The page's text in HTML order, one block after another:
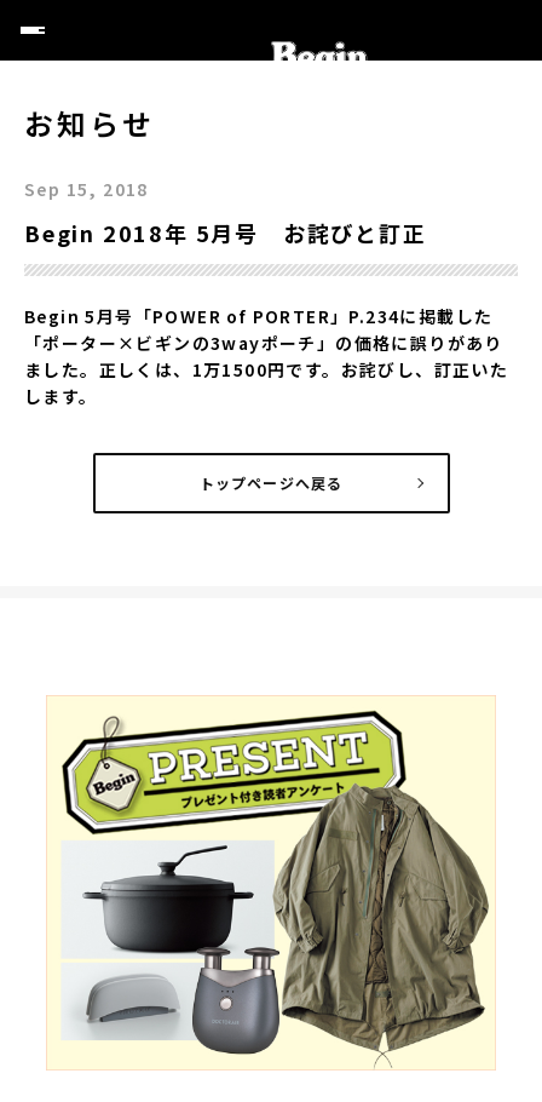
お知らせ
Sep 15, 2018
Begin 2018年 5月号 お詫びと訂正
Begin 5月号「POWER of PORTER」P.234に掲載した
「ポーター×ビギンの3wayポーチ」の価格に誤りがあり
ました。正しくは、1万1500円です。お詫びし、訂正いた
します。
トップページへ戻る